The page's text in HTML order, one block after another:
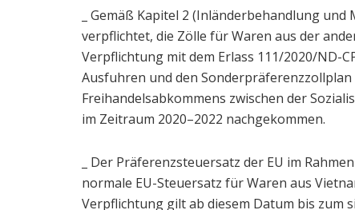
_ Gemäß Kapitel 2 (Inländerbehandlung
verpflichtet, die Zölle für Waren aus der
Verpflichtung mit dem Erlass 111/2020/ND-
Ausfuhren und den
Freihandelsabkommens zwischen der
im Zeitraum 2020–2022 nachgekommen.
_ Der Präferenzsteuersatz der EU im
normale EU-Steuersatz für Waren aus
Verpflichtung gilt ab diesem Datum bis zum